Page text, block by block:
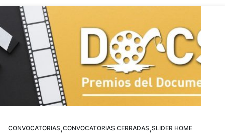
CONVOCATORIAS,CONVOCATORIAS CERRADAS,SLIDER HOME